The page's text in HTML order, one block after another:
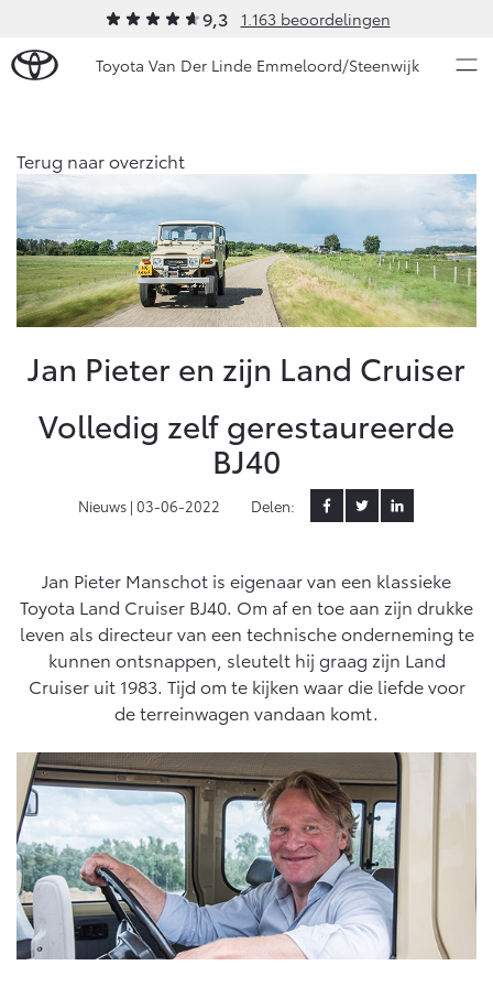
9,3 1.163 beoordelingen
Toyota Van Der Linde Emmeloord/Steenwijk
Ons bedrijf
Ons bedrijf
Onze medewerkers
Autohopper/Autoverhuur
Autohopper/Verhuisbus
Vacatures
Modellen
Aygo X
HYBRIDE
Yaris
HYBRIDE
Vanaf € 27.195,-
Vanaf € 31.895,- Vanaf € 32.995,-
Corolla Hatchback
HYBRIDE
Vanaf € 33.495,-
Corolla Touring Sports
HYBRIDE
Vanaf € 35.495,-
Occasions
Onderhoud op Maat
APK
Airco check
Vakantiecheck
Hybride Zekerheid Controle
Toyota Service Informatie (SIL)
Schade & Garantie
Toyota Pechhulp
Schade & Glasherstel
10 jaar Toyota garantie
Wat is Private Lease?
Bereken je maandbedrag
Private Lease voor ZZP
Financieren
Toyota Betaalplan
Oplaadservice
Thuislaadpakketten
Zakelijk
Toyota voor de zaak
ZZP
Wagenparkbeheer
Leasen
Financial Lease
Operational Lease
Werkplaatsafspraak maken
Contact en Route
Schade melden
Plan een proefrit
Vraag een brochure aan
Bekijk de verwachte modellen
Terug naar overzicht
Jan Pieter en zijn Land Cruiser
Volledig zelf gerestaureerde
BJ40
Nieuws | 03-06-2022 Delen:
Jan Pieter Manschot is eigenaar van een klassieke
Toyota Land Cruiser BJ40. Om af en toe aan zijn drukke
leven als directeur van een technische onderneming te
kunnen ontsnappen, sleutelt hij graag zijn Land
Cruiser uit 1983. Tijd om te kijken waar die liefde voor
de terreinwagen vandaan komt.